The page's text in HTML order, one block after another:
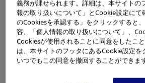
な製造会社「長野オリンパス株式会社
ンパス）を2011年10月に、辰野事業
オリンパスでは、現在、2010年経営基
づくり革新」への取り組みをすすめて
スは、この一環として設立する製造新
野事業場内に所在する「オリンパスオ
義務が課せられます。詳細は、本サイトの
報の取り扱いについて」とCookie設定にて
のCookiesを承認する」をクリックすると
容、「個人情報の取り扱いについて」、
Cookiesが使用されることに同意をしたこ
は、本サイトのフッタにあるCookie設定を
いつでもこの同意を撤回することができま